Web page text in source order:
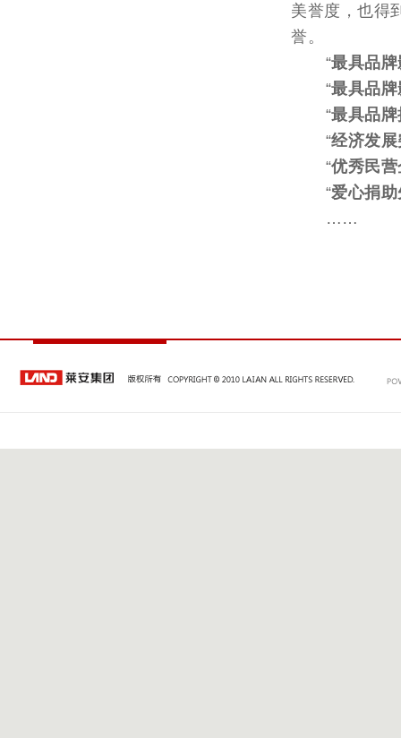
美誉度，也得
誉。
“最具品
“最具品
“最具品
“经济发
“优秀民
“爱心捐
……